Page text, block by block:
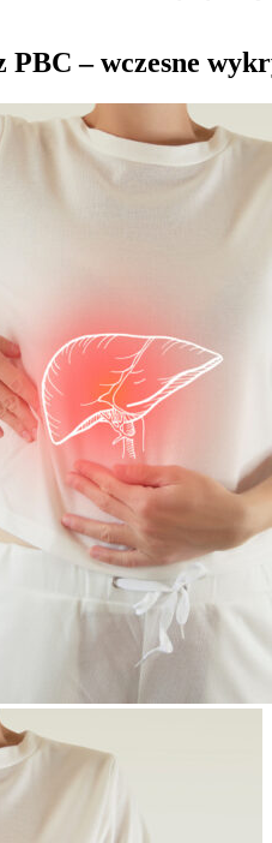
PBC – wczesne